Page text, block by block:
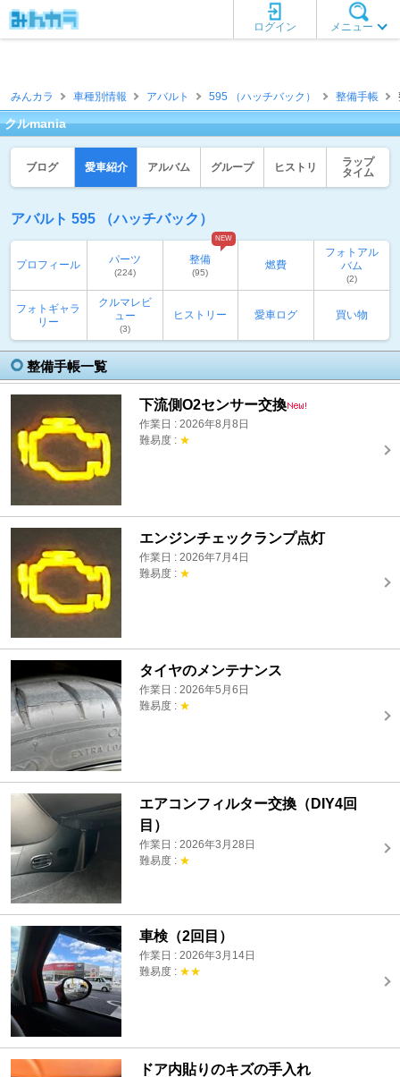
メニュー
ログイン
みんカラ 車種別情報 アバルト 595 （ハッチバック） 整備手帳
クルmania
ブログ 愛車紹介 アルバム グループ ヒストリ
ラップ
タイム
アバルト 595 （ハッチバック）
プロフィール パーツ
(224)
整備
(95)
NEW
燃費
フォトアル
バム
(2)
フォトギャラ
リー
クルマレビ
ュー
(3)
ヒストリー 愛車ログ 買い物
整備手帳一覧
下流側O2センサー交換
作業日 : 2026年8月8日
難易度 : ★
エンジンチェックランプ点灯
作業日 : 2026年7月4日
難易度 : ★
タイヤのメンテナンス
作業日 : 2026年5月6日
難易度 : ★
エアコンフィルター交換（DIY4回
目）
作業日 : 2026年3月28日
難易度 : ★
車検（2回目）
作業日 : 2026年3月14日
難易度 : ★★
ドア内貼りのキズの手入れ